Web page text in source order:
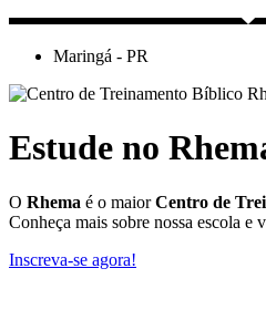
Maringá - PR
Estude no
O Rhema é o maiorCentro de
Conheça mais sobre nossa escola e
Inscreva-se agora!